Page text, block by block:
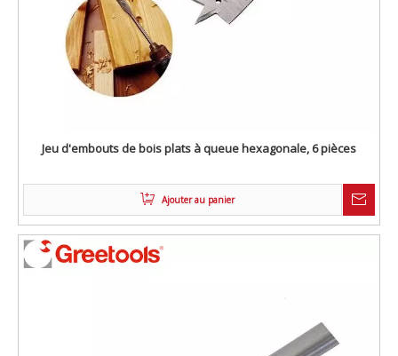
Jeu d'embouts de bois plats à queue hexagonale, 6 pièces
Ajouter au panier